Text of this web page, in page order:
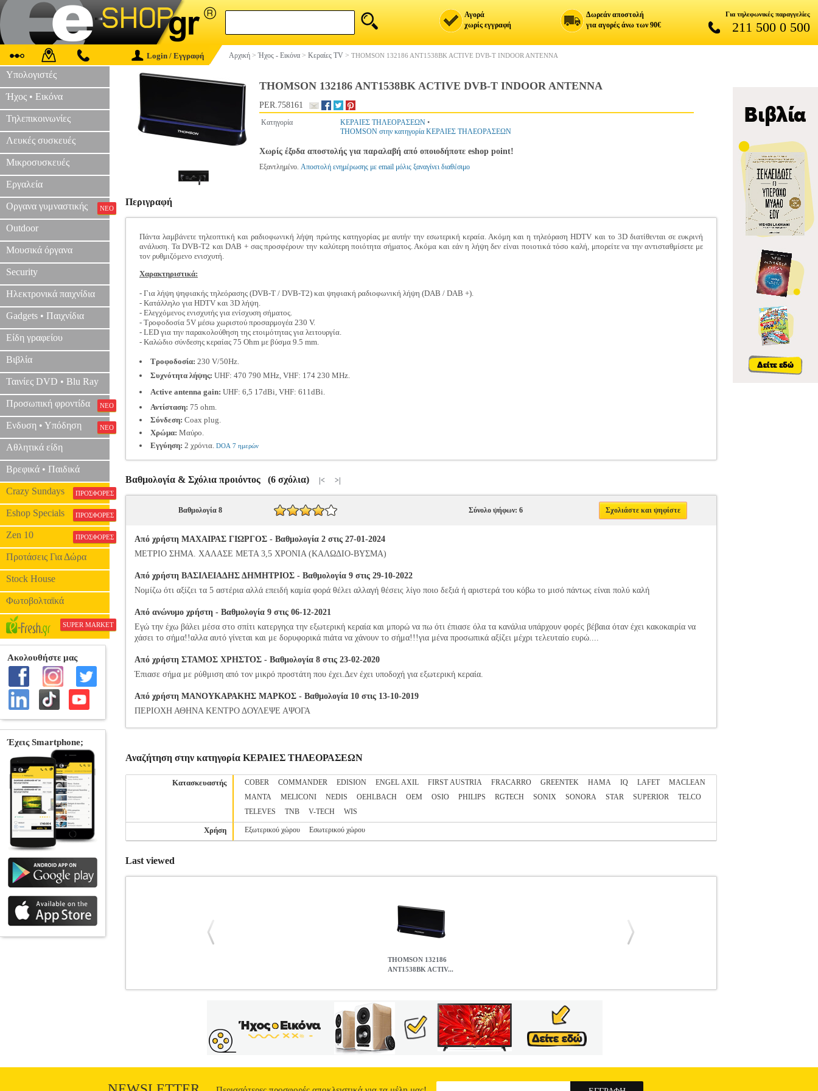
Αγορά
χωρίς εγγραφή
Δωρεάν αποστολή
για αγορές άνω των 90€
Για τηλεφωνικές παραγγελίες
211 500 0 500
Login / Εγγραφή Αρχική >Ήχος - Εικόνα > Κεραίες TV > THOMSON 132186 ANT1538BK ACTIVE DVB-T INDOOR ANTENNA
Υπολογιστές
Ήχος • Εικόνα
Τηλεπικοινωνίες
Λευκές συσκευές
Μικροσυσκευές
Εργαλεία
Οργανα γυμναστικής ΝΕΟ
Outdoor
Μουσικά όργανα
Security
Ηλεκτρονικά παιχνίδια
Gadgets • Παιχνίδια
Είδη γραφείου
Βιβλία
Ταινίες DVD • Blu Ray
Προσωπική φροντίδα ΝΕΟ
Ενδυση • Υπόδηση ΝΕΟ
Αθλητικά είδη
Βρεφικά • Παιδικά
Crazy Sundays ΠΡΟΣΦΟΡΕΣ
Eshop Specials ΠΡΟΣΦΟΡΕΣ
Zen 10 ΠΡΟΣΦΟΡΕΣ
Προτάσεις Για Δώρα
Stock House
Φωτοβολταϊκά
SUPER MARKET
THOMSON 132186 ANT1538BK ACTIVE DVB-T INDOOR ANTENNA
PER.758161
Κατηγορία ΚΕΡΑΙΕΣ ΤΗΛΕΟΡΑΣΕΩΝ •
THOMSON στην κατηγορία ΚΕΡΑΙΕΣ ΤΗΛΕΟΡΑΣΕΩΝ
Χωρίς έξοδα αποστολής για παραλαβή από οποιοδήποτε eshop point!
Εξαντλημένο. Αποστολή ενημέρωσης με email μόλις ξαναγίνει διαθέσιμο
Περιγραφή
Πάντα λαμβάνετε τηλεοπτική και ραδιοφωνική λήψη πρώτης κατηγορίας με αυτήν την εσωτερική κεραία. Ακόμη και η τηλεόραση HDTV και το 3D διατίθενται σε ευκρινή
ανάλυση. Τα DVB-T2 και DAB + σας προσφέρουν την καλύτερη ποιότητα σήματος. Ακόμα και εάν η λήψη δεν είναι ποιοτικά τόσο καλή, μπορείτε να την αντισταθμίσετε με
τον ρυθμιζόμενο ενισχυτή.
Χαρακτηριστικά:
- Για λήψη ψηφιακής τηλεόρασης (DVB-T / DVB-T2) και ψηφιακή ραδιοφωνική λήψη (DAB / DAB +).
- Κατάλληλο για HDTV και 3D λήψη.
- Ελεγχόμενος ενισχυτής για ενίσχυση σήματος.
- Τροφοδοσία 5V μέσω χωριστού προσαρμογέα 230 V.
- LED για την παρακολούθηση της ετοιμότητας για λειτουργία.
- Καλώδιο σύνδεσης κεραίας 75 Ohm με βύσμα 9.5 mm.
Τροφοδοσία: 230 V/50Hz.
Συχνότητα λήψης: UHF: 470 790 MHz, VHF: 174 230 MHz.
Active antenna gain: UHF: 6,5 17dBi, VHF: 611dBi.
Αντίσταση: 75 ohm.
Σύνδεση: Coax plug.
Χρώμα: Μαύρο.
Εγγύηση: 2 χρόνια. DOA 7 ημερών
Βαθμολογία & Σχόλια προιόντος (6 σχόλια) |< >|
Βαθμολογία 8 Σύνολο ψήφων: 6 Σχολιάστε και ψηφίστε
Από χρήστη ΜΑΧΑΙΡΑΣ ΓΙΩΡΓΟΣ - Βαθμολογία 2 στις 27-01-2024
ΜΕΤΡΙΟ ΣΗΜΑ. ΧΑΛΑΣΕ ΜΕΤΑ 3,5 ΧΡΟΝΙΑ (ΚΑΛΩΔΙΟ-ΒΥΣΜΑ)
Από χρήστη ΒΑΣΙΛΕΙΑΔΗΣ ΔΗΜΗΤΡΙΟΣ - Βαθμολογία 9 στις 29-10-2022
Νομίζω ότι αξίζει τα 5 αστέρια αλλά επειδή καμία φορά θέλει αλλαγή θέσεις λίγο ποιο δεξιά ή αριστερά του κόβω το μισό πάντως είναι πολύ καλή
Από ανώνυμο χρήστη - Βαθμολογία 9 στις 06-12-2021
Εγώ την έχω βάλει μέσα στο σπίτι κατεργηςα την εξωτερική κεραία και μπορώ να πω ότι έπιασε όλα τα κανάλια υπάρχουν φορές βέβαια όταν έχει κακοκαιρία να
χάσει το σήμα!!αλλα αυτό γίνεται και με δορυφορικά πιάτα να χάνουν το σήμα!!!για μένα προσωπικά αξίζει μέχρι τελευταίο ευρώ....
Από χρήστη ΣΤΑΜΟΣ ΧΡΗΣΤΟΣ - Βαθμολογία 8 στις 23-02-2020
Έπιασε σήμα με ρύθμιση από τον μικρό προστάτη που έχει.Δεν έχει υποδοχή για εξωτερική κεραία.
Από χρήστη ΜΑΝΟΥΚΑΡΑΚΗΣ ΜΑΡΚΟΣ - Βαθμολογία 10 στις 13-10-2019
ΠΕΡΙΟΧΗ ΑΘΗΝΑ ΚΕΝΤΡΟ ΔΟΥΛΕΨΕ ΑΨΟΓΑ
Αναζήτηση στην κατηγορία ΚΕΡΑΙΕΣ ΤΗΛΕΟΡΑΣΕΩΝ
Κατασκευαστής COBER COMMANDER EDISION ENGEL AXIL FIRST AUSTRIA FRACARRO GREENTEK HAMA IQ LAFET
MACLEAN
MANTA
MELICONI NEDIS OEHLBACH OEM OSIO PHILIPS RGTECH SONIX SONORA STAR SUPERIOR
TELCO
TELEVES
TNB V-TECH WIS
Χρήση Εξωτερικού χώρου Εσωτερικού χώρου
Last viewed
THOMSON 132186
ANT1538BK ACTIV...
Κατηγορία: ΚΕΡΑΙΕΣ ΤΗΛΕΟΡΑΣΕΩΝ •THOMSON στην κατηγορία ΚΕΡΑΙΕΣ ΤΗΛΕΟΡΑΣΕΩΝ Πάντα λαμβάνετε τηλεοπτική και
ραδιοφωνική λήψη πρώτης κατηγορίας με αυτήν την εσωτερική κεραία. Ακόμη και η τηλεόραση HDTV και το 3D διατίθενται σε ευκρινή ανάλυση. Τα DVB-
T2 και DAB + σας προσφέρουν την καλύτερη ποιότητα σήματος. Ακόμα και εάν η λήψη δεν είναι ποιοτικά τόσο καλή, μπορείτε να την αντισταθμίσετε με τον
ρυθμιζόμενο ενισχυτή. Χαρακτηριστικά: - Για λήψη ψηφιακής τηλεόρασης (DVB-T / DVB-T2) και ψηφιακή ραδιοφωνική λήψη (DAB / DAB +). - Κατάλληλο
για HDTV και 3D λήψη. - Ελεγχόμενος ενισχυτής για ενίσχυση σήματος. - Τροφοδοσία 5V μέσω χωριστού προσαρμογέα 230 V. - LED για την
Μαύρο.• Εγγύηση: 2 χρόνια. DOA 7 ημερώνTHOMSON 132186 ANT1538BK ACTIVE DVB-T INDOOR ANTENNA